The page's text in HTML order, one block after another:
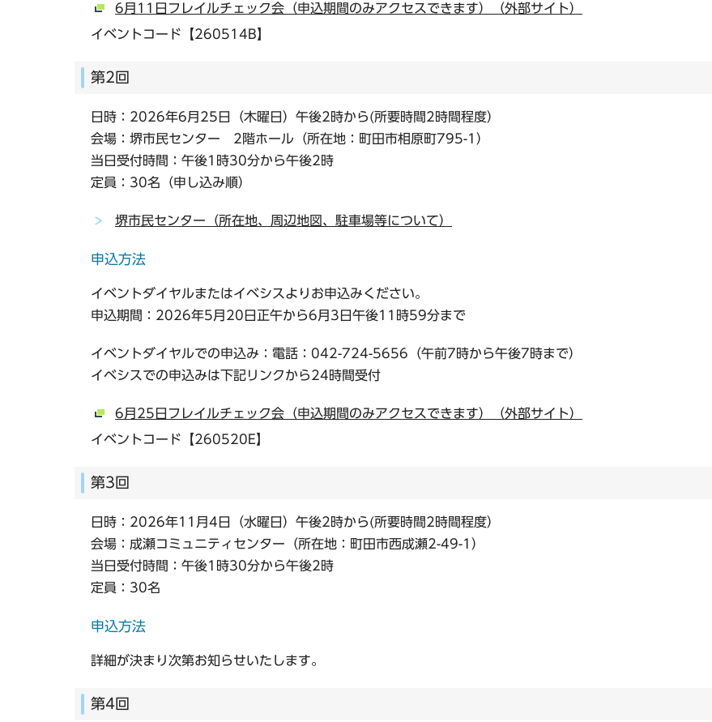
6月11日フレイルチェック会（申込期間のみアクセスできます）（外部サイト）
イベントコード【260514B】
第2回
日時：2026年6月25日（木曜日）午後2時から(所要時間2時間程度）
会場：堺市民センター 2階ホール（所在地：町田市相原町795-1）
当日受付時間：午後1時30分から午後2時
定員：30名（申し込み順）
堺市民センター（所在地、周辺地図、駐車場等について）
申込方法
イベントダイヤルまたはイベシスよりお申込みください。
申込期間：2026年5月20日正午から6月3日午後11時59分まで
イベントダイヤルでの申込み：電話：042-724-5656（午前7時から午後7時まで）
イベシスでの申込みは下記リンクから24時間受付
6月25日フレイルチェック会（申込期間のみアクセスできます）（外部サイト）
イベントコード【260520E】
第3回
日時：2026年11月4日（水曜日）午後2時から(所要時間2時間程度）
会場：成瀬コミュニティセンター（所在地：町田市西成瀬2-49-1）
当日受付時間：午後1時30分から午後2時
定員：30名
申込方法
詳細が決まり次第お知らせいたします。
第4回